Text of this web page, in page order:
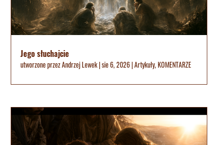
Jego słuchajcie
utworzone przezAndrzej Lewek|sie 6, 2026|Artykuły,KOMENTARZE